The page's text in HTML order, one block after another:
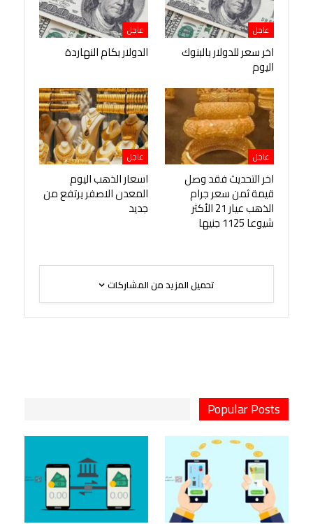
عاجل
اخر سعر للدولار بالبنوك
اليوم
عاجل
الدولار بكام النهاردة
عاجل
اخر التحديث فقد وصل
قيمة ثمن سعر جرام
الذهب عيار 21 الأكثر
شيوعا 1125 جنيها
عاجل
اسعار الذهب اليوم
المعدن الاصفر يرتفع من
جديد
تحميل المزيد من المشاركات
Popular Posts